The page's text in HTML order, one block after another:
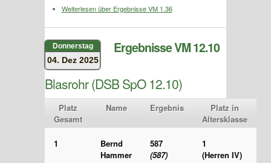
Weiterlesenüber Ergebnisse VM 1.36
Donnerstag
04. Dez 2025
Ergebnisse VM 12.10
Blasrohr (DSB SpO 12.10)
Platz
Gesamt
Name Ergebnis
Platz in
Altersklasse
1
Bernd
Hammer
587
(587)
1
(Herren IV)